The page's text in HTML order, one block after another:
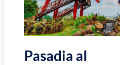
Pasadia al